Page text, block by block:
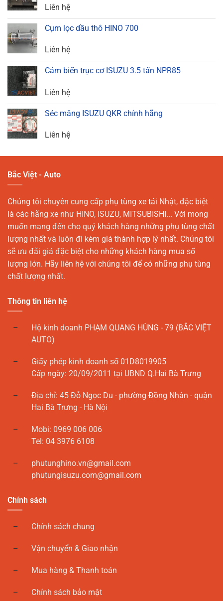
Liên hệ
Cụm lọc dầu thô HINO 700
Liên hệ
Cảm biến trục cơ ISUZU 3.5 tấn NPR85
Liên hệ
Séc măng ISUZU QKR chính hãng
Liên hệ
Bắc Việt - Auto
Chúng tôi chuyên cung cấp phụ tùng xe tải Nhật, đặc biệt
là các hãng xe như HINO, ISUZU, MITSUBISHI... Với mong
muốn mang đến cho quý khách hàng những phụ tùng chất
lượng nhất và luôn đi kèm giá thành hợp lý nhất. Chúng tôi
sẽ ưu đãi giá đặc biệt cho những khách hàng mua số
lượng lớn. Hãy liên hệ với chúng tôi để có những phụ tùng
chất lượng nhất.
Thông tin liên hệ
Hộ kinh doanh PHẠM QUANG HÙNG - 79 (BẮC VIỆT
AUTO)
Giấy phép kinh doanh số 01D8019905
Cấp ngày: 20/09/2011 tại UBND Q.Hai Bà Trưng
Địa chỉ: 45 Đỗ Ngọc Du - phường Đồng Nhân - quận
Hai Bà Trưng - Hà Nội
Mobi: 0969 006 006
Tel: 04 3976 6108
phutunghino.vn@gmail.com
phutungisuzu.com@gmail.com
Chính sách
Chính sách chung
Vận chuyển & Giao nhận
Mua hàng & Thanh toán
Chính sách bảo mật